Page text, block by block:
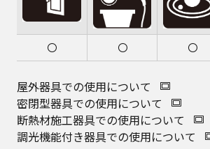
〇 〇 〇
屋外器具での使用について
密閉型器具での使用について
断熱材施工器具での使用について
調光機能付き器具での使用について